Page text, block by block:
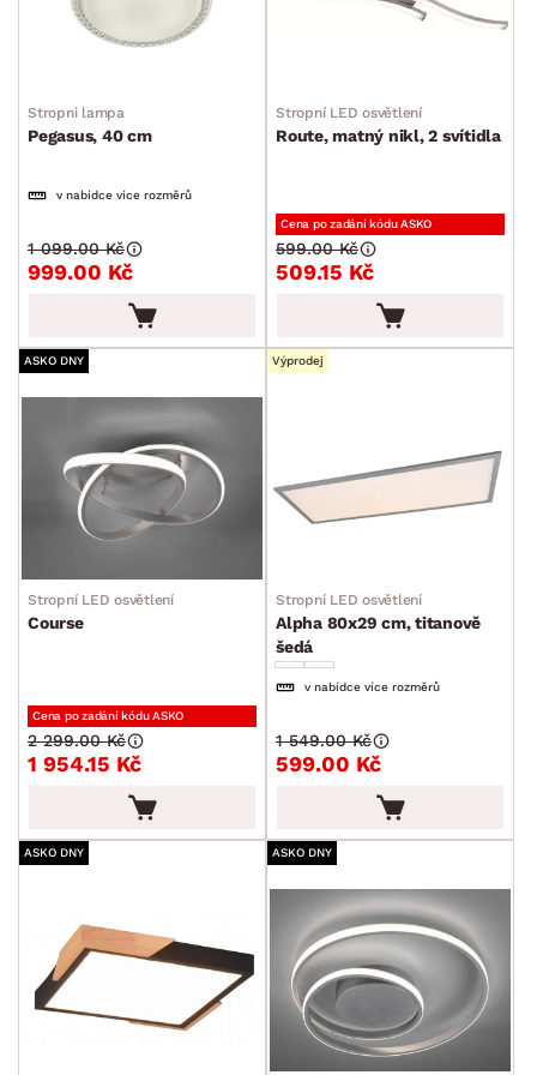
Stropni lampa
Pegasus, 40 cm
v nabídce více rozměrů
999.00 Kč
1 099.00 Kč
Stropní LED osvětlení
Route, matný nikl, 2 svítidla
Cena po zadání kódu ASKO
509.15 Kč
599.00 Kč
ASKO DNY
Stropní LED osvětlení
Course
Cena po zadání kódu ASKO
1 954.15 Kč
2 299.00 Kč
Výprodej
Stropní LED osvětlení
Alpha 80x29 cm, titanově
šedá
v nabídce více rozměrů
599.00 Kč
1 549.00 Kč
ASKO DNY ASKO DNY